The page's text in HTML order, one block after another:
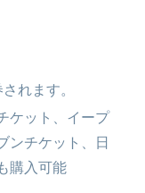
れます。
ケット、イープ
ンチケット、日
購入可能